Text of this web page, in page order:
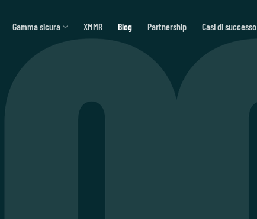
Gamma sicura XMMR Blog Partnership Casi di successo